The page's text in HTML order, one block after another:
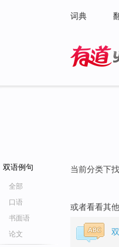
词典
双语例句
全部
口语
书面语
论文
当前分类下
或者看看其